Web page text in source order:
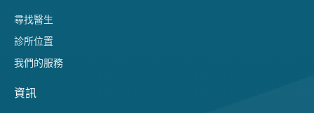
尋找醫生
診所位置
我們的服務
資訊